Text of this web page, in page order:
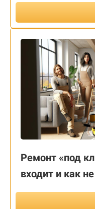
Ремонт «под
входит и как